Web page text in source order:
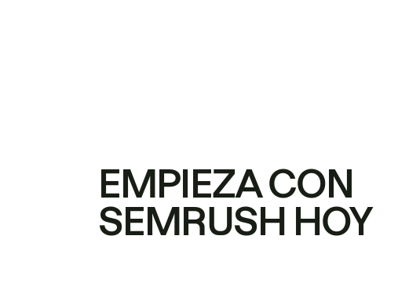
EMPIEZA CON
SEMRUSH HOY